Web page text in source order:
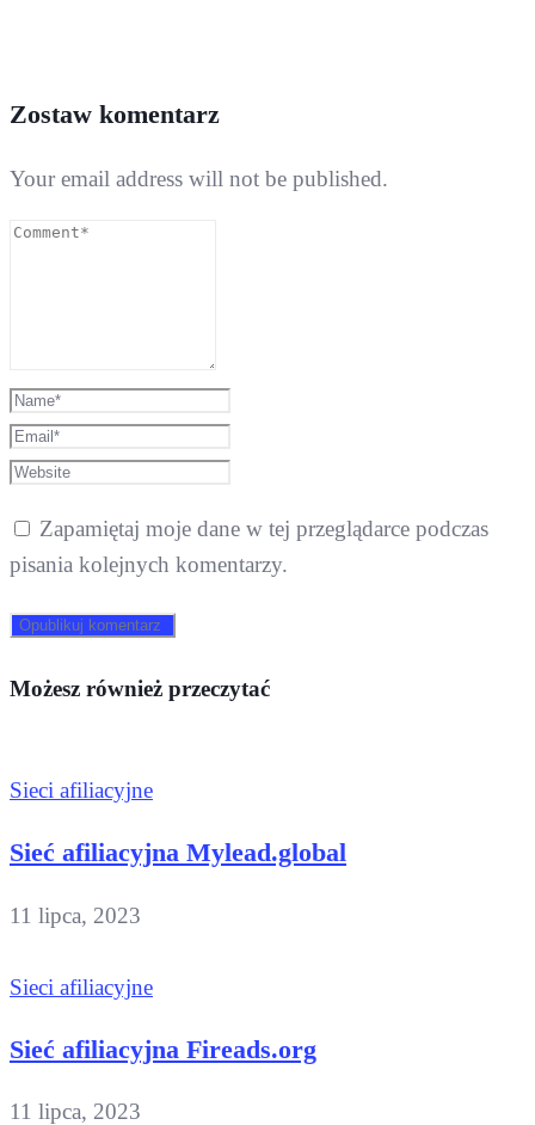
Zostaw komentarz
Your email address will not be published.
Zapamiętaj moje dane w tej przeglądarce podczas
pisania kolejnych komentarzy.
Możesz również przeczytać
Sieci afiliacyjne
Sieć afiliacyjna Mylead.global
11 lipca, 2023
Sieci afiliacyjne
Sieć afiliacyjna Fireads.org
11 lipca, 2023